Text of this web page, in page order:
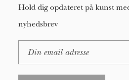
Hold dig opdateret på kunst
nyhedsbrev